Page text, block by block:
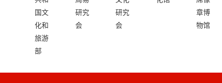
国文
化和
旅游
部
研究
会
研究
会
章博
物馆